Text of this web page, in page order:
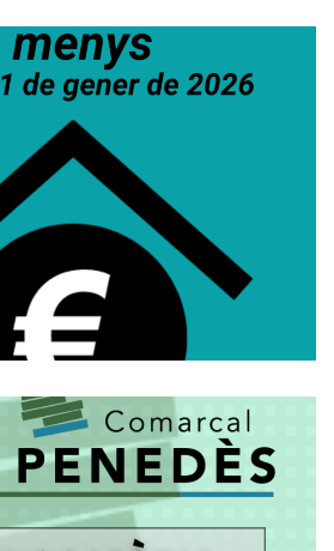
Per Sol·licitar Els
Del Lloguer Per
A Joves!
Joventut
DEL PLE ORDINARI
COMARCAL DEL BAIX